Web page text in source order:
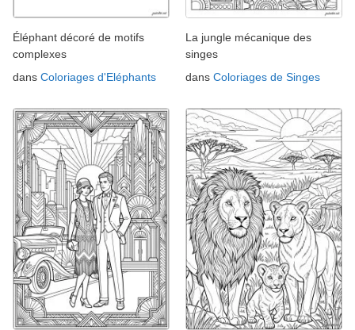
Éléphant décoré de motifs
complexes
dans Coloriages d'Eléphants
La jungle mécanique des
singes
dans Coloriages de Singes